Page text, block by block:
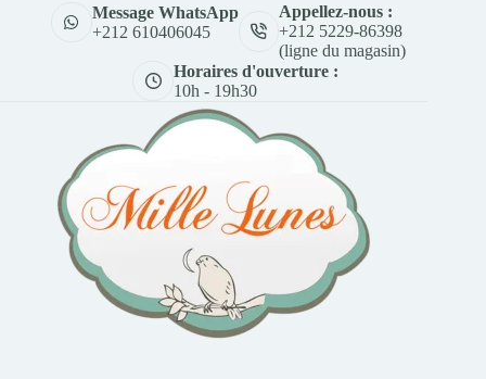
Message WhatsApp
+212 610406045
Appellez-nous :
+212 5229-86398
(ligne du magasin)
Horaires d'ouverture :
10h - 19h30